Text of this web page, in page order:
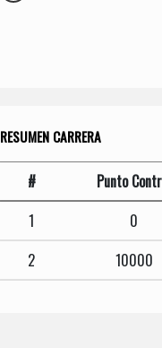
RESUMEN CARRERA
# Punto
1
0
2
10000